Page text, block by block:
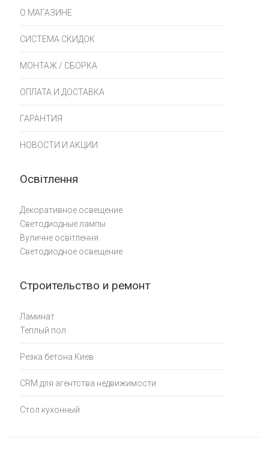
О МАГАЗИНЕ
СИСТЕМА СКИДОК
МОНТАЖ / СБОРКА
ОПЛАТА И ДОСТАВКА
ГАРАНТИЯ
НОВОСТИ И АКЦИИ
Освітлення
Декоративное освещение
Светодиодные лампы
Вуличне освітлення
Светодиодное освещение
Строительство и ремонт
Ламинат
Теплый пол
Резка бетона Киев
CRM для агентства недвижимости
Стол кухонный